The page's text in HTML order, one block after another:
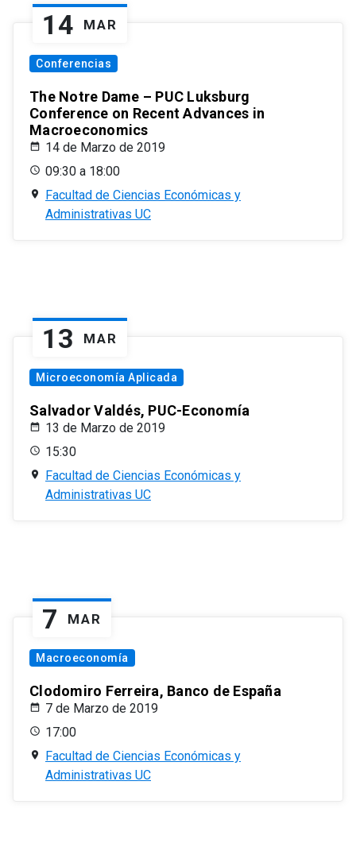
14 MAR
Conferencias
The Notre Dame – PUC Luksburg
Conference on Recent Advances in
Macroeconomics
14 de Marzo de 2019
09:30 a 18:00
Facultad de Ciencias Económicas y
Administrativas UC
13 MAR
Microeconomía Aplicada
Salvador Valdés, PUC-Economía
13 de Marzo de 2019
15:30
Facultad de Ciencias Económicas y
Administrativas UC
7 MAR
Macroeconomía
Clodomiro Ferreira, Banco de España
7 de Marzo de 2019
17:00
Facultad de Ciencias Económicas y
Administrativas UC